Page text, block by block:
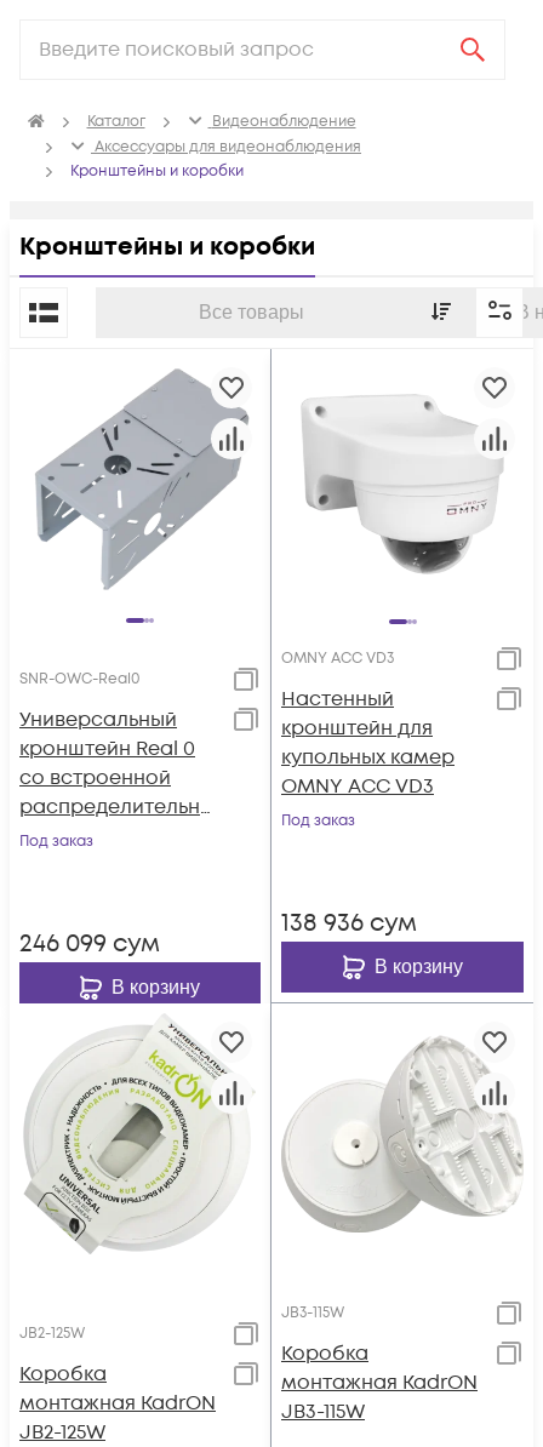
Каталог
Видеонаблюдение
Аксессуары для видеонаблюдения
Кронштейны и коробки
Кронштейны и коробки
Все товары В
По популярности
SNR-OWC-Real0
Универсальный
кронштейн Real 0
со встроенной
распределительно
й коробкой
Под заказ
246 099 сум
В корзину
OMNY ACC VD3
Настенный
кронштейн для
купольных камер
OMNY ACC VD3
Под заказ
138 936 сум
В корзину
JB2-125W
Коробка
монтажная KadrON
JB2-125W
JB3-115W
Коробка
монтажная KadrON
JB3-115W